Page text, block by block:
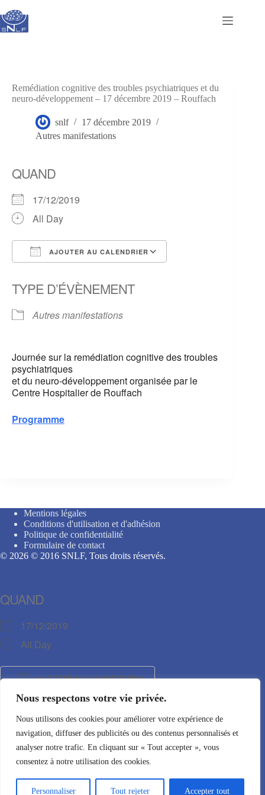
Nous respectons votre vie privée.
Nous utilisons des cookies pour améliorer votre expérience de
navigation, diffuser des publicités ou des contenus personnalisés et
analyser notre trafic. En cliquant sur « Tout accepter », vous
consentez à notre utilisation des cookies.
Personnaliser Tout rejeter Accepter tout
au
contenu
Remédiation cognitive des troubles psychiatriques et du
neuro-développement – 17 décembre 2019 – Rouffach
snlf
17 décembre 2019
Autres manifestations
QUAND
17/12/2019
All Day
AJOUTER AU CALENDRIER
TYPE D’ÉVÈNEMENT
Autres manifestations
Journée sur la remédiation cognitive des troubles
psychiatriques
et du neuro-développement organisée par le
Centre Hospitalier de Rouffach
Programme
Mentions légales
Conditions d'utilisation et d'adhésion
Politique de confidentialité
Formulaire de contact
© 2026 © 2016 SNLF, Tous droits réservés.
QUAND
17/12/2019
All Day
AJOUTER AU CALENDRIER
Télécharger ICS
TYPE D’ÉVÈNEMENT
Autres manifestations